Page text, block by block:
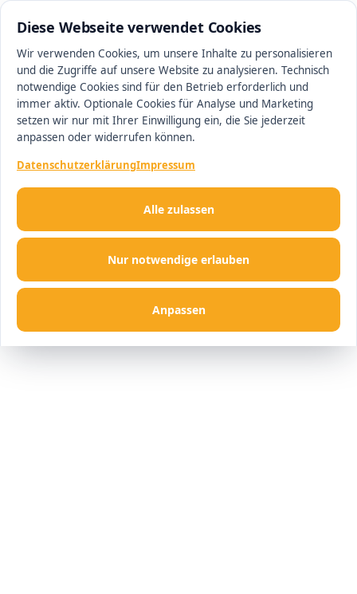
Diese Webseite verwendet Cookies
Wir verwenden Cookies, um unsere Inhalte zu personalisieren
und die Zugriffe auf unsere Website zu analysieren. Technisch
notwendige Cookies sind für den Betrieb erforderlich und
immer aktiv. Optionale Cookies für Analyse und Marketing
setzen wir nur mit Ihrer Einwilligung ein, die Sie jederzeit
anpassen oder widerrufen können.
DatenschutzerklärungImpressum
Nur notwendige erlauben
Anpassen
Alle zulassen